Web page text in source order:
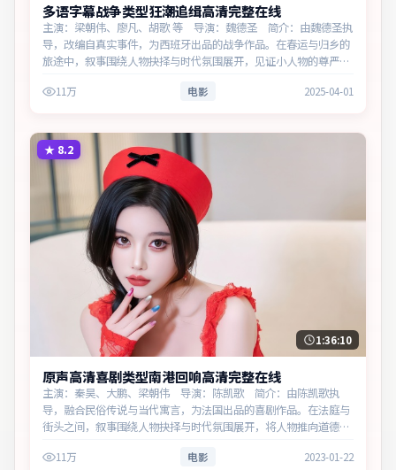
多语字幕战争类型狂潮追缉高清完整在线
主演：梁朝伟、廖凡、胡歌 等 导演：魏德圣 简介：由魏德圣执
导，改编自真实事件，为西班牙出品的战争作品。在春运与归乡的
旅途中，叙事围绕人物抉择与时代氛围展开，见证小人物的尊严突
11万 电影 2025-04-01
★ 8.2
1:36:10
原声高清喜剧类型南港回响高清完整在线
主演：秦昊、大鹏、梁朝伟 导演：陈凯歌 简介：由陈凯歌执
导，融合民俗传说与当代寓言，为法国出品的喜剧作品。在法庭与
街头之间，叙事围绕人物抉择与时代氛围展开，将人物推向道德与
义。11万 电影 2023-01-22